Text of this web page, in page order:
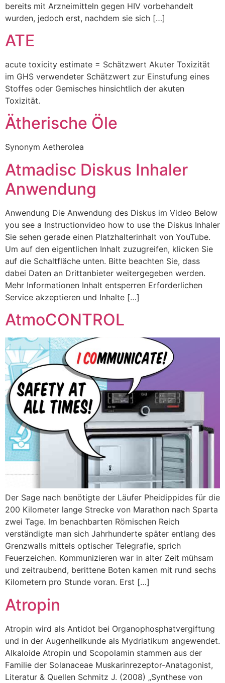
bereits mit Arzneimitteln gegen HIV vorbehandelt
wurden, jedoch erst, nachdem sie sich […]
ATE
acute toxicity estimate = Schätzwert Akuter Toxizität
im GHS verwendeter Schätzwert zur Einstufung eines
Stoffes oder Gemisches hinsichtlich der akuten
Toxizität.
Ätherische Öle
Synonym Aetherolea
Atmadisc Diskus Inhaler
Anwendung
Anwendung Die Anwendung des Diskus im Video Below
you see a Instructionvideo how to use the Diskus Inhaler
Sie sehen gerade einen Platzhalterinhalt von YouTube.
Um auf den eigentlichen Inhalt zuzugreifen, klicken Sie
auf die Schaltfläche unten. Bitte beachten Sie, dass
dabei Daten an Drittanbieter weitergegeben werden.
Mehr Informationen Inhalt entsperren Erforderlichen
Service akzeptieren und Inhalte […]
AtmoCONTROL
Der Sage nach benötigte der Läufer Pheidippides für die
200 Kilometer lange Strecke von Marathon nach Sparta
zwei Tage. Im benachbarten Römischen Reich
verständigte man sich Jahrhunderte später entlang des
Grenzwalls mittels optischer Telegrafie, sprich
Feuerzeichen. Kommunizieren war in alter Zeit mühsam
und zeitraubend, berittene Boten kamen mit rund sechs
Kilometern pro Stunde voran. Erst […]
Atropin
Atropin wird als Antidot bei Organophosphatvergiftung
und in der Augenheilkunde als Mydriatikum angewendet.
Alkaloide Atropin und Scopolamin stammen aus der
Familie der Solanaceae Muskarinrezeptor-Anatagonist,
Literatur & Quellen Schmitz J. (2008) „Synthese von